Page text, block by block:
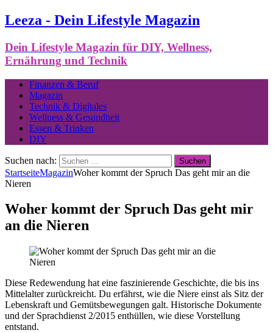
Leeza - Dein Lifestyle Magazin
Dein Lifestyle Magazin für DIY, Wellness,
Ernährung und Technik
Finanzen & Beruf
Magazin
Technik & Digitales
Wellness & Gesundheit
Essen & Trinken
DIY
Suchen nach:
StartseiteMagazinWoher kommt der Spruch Das geht mir an die
Nieren
Woher kommt der Spruch Das geht mir
an die Nieren
Diese Redewendung hat eine faszinierende Geschichte, die bis ins
Mittelalter zurückreicht. Du erfährst, wie die Niere einst als Sitz der
Lebenskraft und Gemütsbewegungen galt. Historische Dokumente
und der Sprachdienst 2/2015 enthüllen, wie diese Vorstellung
entstand.